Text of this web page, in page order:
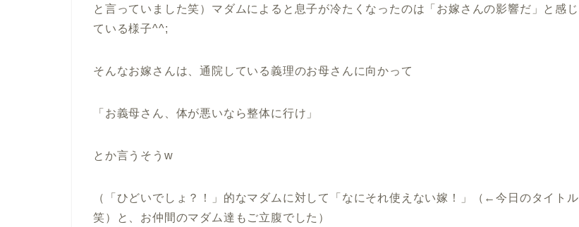
と言っていました笑）マダムによると息子が冷たくなったのは「お嫁さんの影響だ」と感じ
ている様子^^;
そんなお嫁さんは、通院している義理のお母さんに向かって
「お義母さん、体が悪いなら整体に行け」
とか言うそうw
（「ひどいでしょ？！」的なマダムに対して「なにそれ使えない嫁！」（←今日のタイトル
笑）と、お仲間のマダム達もご立腹でした）